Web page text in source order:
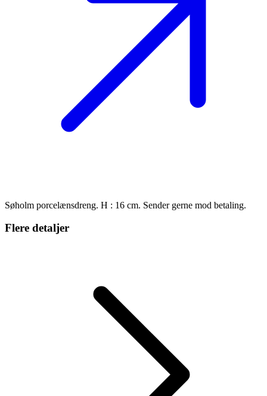
Søholm porcelænsdreng. H : 16 cm. Sender gerne mod betaling.
Flere detaljer